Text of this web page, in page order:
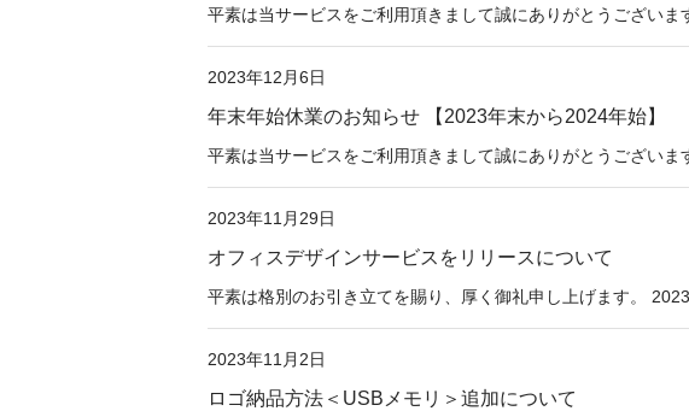
平素は当サービスをご利用頂きまして誠にありがとうござい
2023年12月6日
年末年始休業のお知らせ 【2023年末から2024年始】
平素は当サービスをご利用頂きまして誠にありがとうござい
2023年11月29日
オフィスデザインサービスをリリースについて
平素は格別のお引き立てを賜り、厚く御礼申し上げます。
2023年11月2日
ロゴ納品方法＜USBメモリ＞追加について